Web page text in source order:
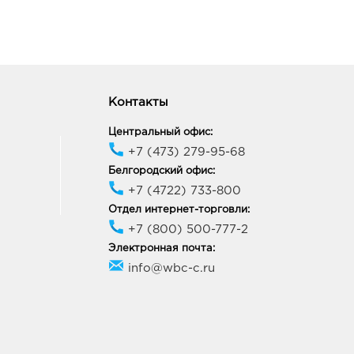
Ростовская область,
Таганрог, г Таганрог,
Контакты
Центральный офис:
+7 (473) 279-95-68
Белгородский офис:
+7 (4722) 733-800
Отдел интернет-торговли:
+7 (800) 500-777-2
Электронная почта:
info@wbc-c.ru